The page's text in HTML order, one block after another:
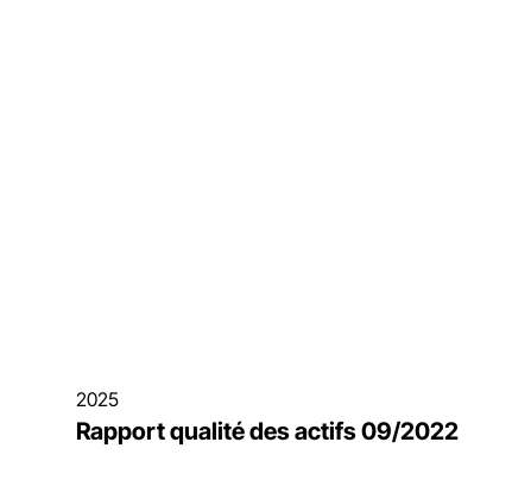
2025
Rapport qualité des actifs 09/2022